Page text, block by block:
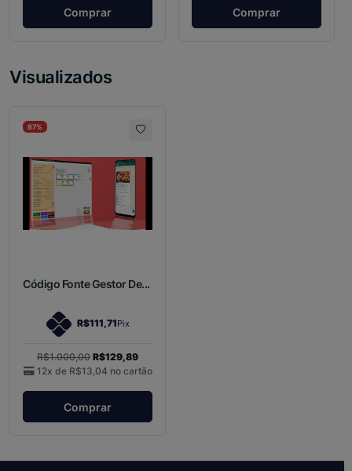
Comprar Comprar
Visualizados
87%
Código Fonte Gestor De...
R$111,71Pix
R$1.000,00 R$129,89
12x de R$13,04 no cartão
Comprar